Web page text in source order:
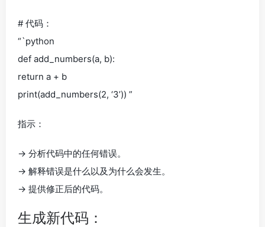
# 代码：
“`python
def add_numbers(a, b):
return a + b
print(add_numbers(2, ‘3’)) ”
指示：
→ 分析代码中的任何错误。
→ 解释错误是什么以及为什么会发生。
→ 提供修正后的代码。
生成新代码：